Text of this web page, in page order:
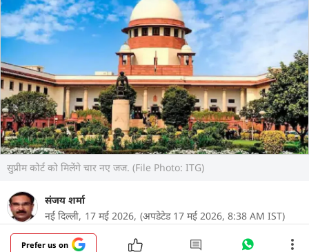
सुप्रीम कोर्ट को मिलेंगे चार नए जज. (File Photo: ITG)
संजय शर्मा
नई दिल्ली, 17 मई 2026, (अपडेटेड 17 मई 2026, 8:38 AM IST)
Prefer us on